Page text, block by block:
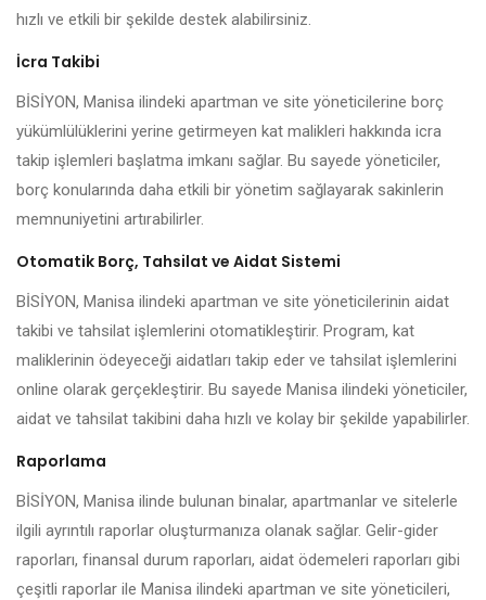
hızlı ve etkili bir şekilde destek alabilirsiniz.
İcra Takibi
BİSİYON, Manisa ilindeki apartman ve site yöneticilerine borç
yükümlülüklerini yerine getirmeyen kat malikleri hakkında icra
takip işlemleri başlatma imkanı sağlar. Bu sayede yöneticiler,
borç konularında daha etkili bir yönetim sağlayarak sakinlerin
memnuniyetini artırabilirler.
Otomatik Borç, Tahsilat ve Aidat Sistemi
BİSİYON, Manisa ilindeki apartman ve site yöneticilerinin aidat
takibi ve tahsilat işlemlerini otomatikleştirir. Program, kat
maliklerinin ödeyeceği aidatları takip eder ve tahsilat işlemlerini
online olarak gerçekleştirir. Bu sayede Manisa ilindeki yöneticiler,
aidat ve tahsilat takibini daha hızlı ve kolay bir şekilde yapabilirler.
Raporlama
BİSİYON, Manisa ilinde bulunan binalar, apartmanlar ve sitelerle
ilgili ayrıntılı raporlar oluşturmanıza olanak sağlar. Gelir-gider
raporları, finansal durum raporları, aidat ödemeleri raporları gibi
çeşitli raporlar ile Manisa ilindeki apartman ve site yöneticileri,